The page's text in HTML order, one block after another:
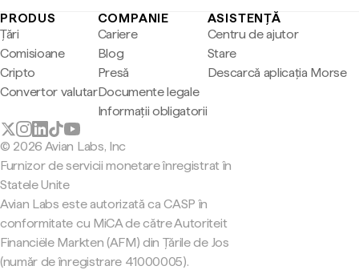
PRODUS
Țări
Comisioane
Cripto
Convertor valutar
COMPANIE
Cariere
Blog
Presă
Documente legale
Informații obligatorii
ASISTENȚĂ
Centru de ajutor
Stare
Descarcă aplicația Morse
© 2026 Avian Labs, Inc
Furnizor de servicii monetare înregistrat în
Statele Unite
Avian Labs este autorizată ca CASP în
conformitate cu MiCA de către Autoriteit
Financiële Markten (AFM) din Țările de Jos
(număr de înregistrare 41000005).